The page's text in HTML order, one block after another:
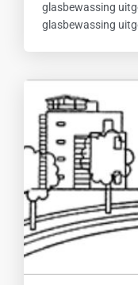
glasbewassing
glasbewassing